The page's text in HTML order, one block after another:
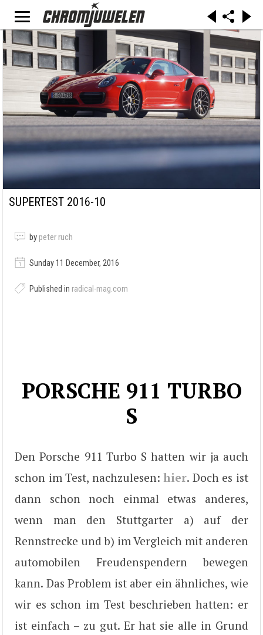
SUPERTEST 2016-10
by peter ruch
Sunday 11 December, 2016
Published in radical-mag.com
PORSCHE 911 TURBO
S
Den Porsche 911 Turbo S hatten wir ja auch
schon im Test, nachzulesen:hier. Doch es ist
dann schon noch einmal etwas anderes,
wenn man den Stuttgarter a) auf der
Rennstrecke und b) im Vergleich mit anderen
automobilen Freudenspendern bewegen
kann. Das Problem ist aber ein ähnliches, wie
wir es schon im Test beschrieben hatten: er
ist einfach – zu gut. Er hat sie alle in Grund